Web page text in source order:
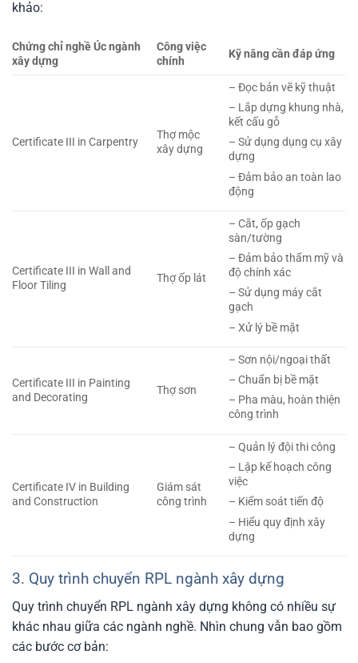
khảo:
Chứng chỉ nghề Úc ngành
xây dựng
Công việc
chính
Kỹ năng cần đáp ứng
Certificate III in Carpentry
Thợ mộc
xây dựng
– Đọc bản vẽ kỹ thuật
– Lắp dựng khung nhà,
kết cấu gỗ
– Sử dụng dụng cụ xây
dựng
– Đảm bảo an toàn lao
động
Certificate III in Wall and
Floor Tiling
Thợ ốp lát
– Cắt, ốp gạch
sàn/tường
– Đảm bảo thẩm mỹ và
độ chính xác
– Sử dụng máy cắt
gạch
– Xử lý bề mặt
Certificate III in Painting
and Decorating
Thợ sơn
– Sơn nội/ngoại thất
– Chuẩn bị bề mặt
– Pha màu, hoàn thiện
công trình
Certificate IV in Building
and Construction
Giám sát
công trình
– Quản lý đội thi công
– Lập kế hoạch công
việc
– Kiểm soát tiến độ
– Hiểu quy định xây
dựng
3. Quy trình chuyển RPL ngành xây dựng
Quy trình chuyển RPL ngành xây dựng không có nhiều sự
khác nhau giữa các ngành nghề. Nhìn chung vẫn bao gồm
các bước cơ bản: